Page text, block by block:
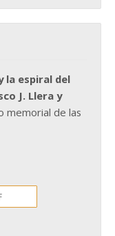
y la espiral del
J. Llera y
memorial de las